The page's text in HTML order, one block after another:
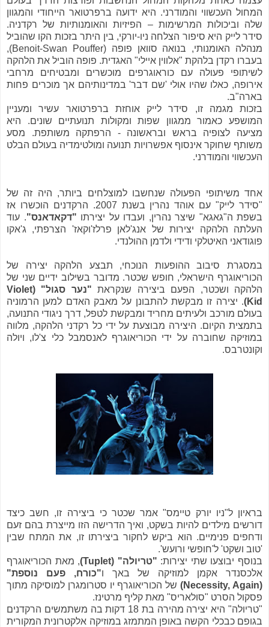
המחול העכשווי והמודרני. היא ידועה ברפרטואר הייחודי והמגוון
שלה וביכולות המרשימות – הפיזיות והאומנותיות של רקדניה.
סידר לייק היא סיפור הצלחה ניו-יורקי, בין היתר בזכות הקו שהוביל
מנהלה האומנותי, בנואה סוואן פופה (Benoit-Swan Pouffer),
בעברו רקדן בלהקת "אלווין איילי" האגדית. פופה הוביל את הלהקה
לשיתופי פעולה עם כוראוגרפים מוכשרים ומבטיחים מרחבי
אירופה, כאלו שהיו אולי 'שם דבר' במדינותיהם אך מוכרים פחות
בארה"ב.
בזכות מגמה זו, סידר לייק אוחזת ברפרטואר עשיר ומעניין
המושפע כאמור ממגוון שפות ומקולות תנועתיים שונים. היא
מציעה לצופיה בראש ובראשונה - הרפתקה משותפת. מסע
משותף שחוקר אינסוף אפשרויות תנועה ומולטימדיה בעולם הבלט
העכשווי והמודרני.
אחד משיתופי הפעולה שנחשבו למוצלחים ביותר, היה זה של
"סידר לייק" עם אוהד נהרין בשנת 2007. הרקדנים הוכשרו אז
בשפת ה"גאגא" שיצר נהרין, ועבדו על יצירתו "דקאדאנס". עוד
העלתה הלהקה יצירות של אנג'לאן פרלז'וקאז' הצרפתי, ג'אקו
פוגודאני האיטלקי ודידי ולדמן ההולנדי.
במסגרת סיבוב ההופעות הנוכחי, תבצע הלהקה יצירה של
הכוריאוגרף הישראלי, חופש שכטר. מדובר בשילוב ידיים שני של
הלהקה ושכטר, הפעם ביצירה שנקראת
"נער סגול" (Violet
Kid) . יצירה זו מבקשת להתבונן על מאבק האדם למען הרמוניה
בעולם מורכב ולעיתים מחריד ומבקשת לטפל, דרך ניגודי התנועה,
בתמצית הקיום. היצירה מבוצעת על ידי כל רקדני הלהקה, מלווה
במוזיקה שחוברה על ידי הכוריאוגרף לאנסמבל כלי צ'לו, ויולה
וקונטרבס.
בראיון ל"ניו יורק טיימס" אמר שכטר כי ביצירה זו, חשב כיצד
דורשים מילדים להיות בשקט, ואיך הדרישה הזו מייצרת בהם זעם
ודחפים פנימיים. הוא ביקש לחקור ביצירתו זו, את המתח שבין
'טוב ושקט' ל'חופשי ורועש'.
בנוסף יבוצעו שתי יצירות: "טריולה" (Tuplet)
, מאת הכוריאוגרף
אלכסנדר אקמן למוזיקה של באך ו"כורח, פעם נוספת"
(Necessity, Again)
של הכוריאוגרף יו סטרומגרן למוסיקה מתוך
פסקול הסרט "סולאריס" מאת קליף מרטינז.
"טריולה" היא יצירה מהירה בת 18 דקות בה משתמשים הרקדנים
בגופם כבכלי הקשה באופן המתמזג במוזיקה אלקטרונית המקורית